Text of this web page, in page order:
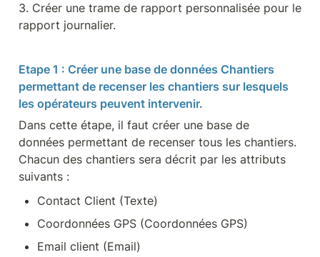
3. Créer une trame de rapport personnalisée pour le
rapport journalier.
Etape 1 : Créer une base de données Chantiers
permettant de recenser les chantiers sur lesquels
les opérateurs peuvent intervenir.
Dans cette étape, il faut créer une base de
données permettant de recenser tous les chantiers.
Chacun des chantiers sera décrit par les attributs
suivants :
Contact Client (Texte)
Coordonnées GPS (Coordonnées GPS)
Email client (Email)